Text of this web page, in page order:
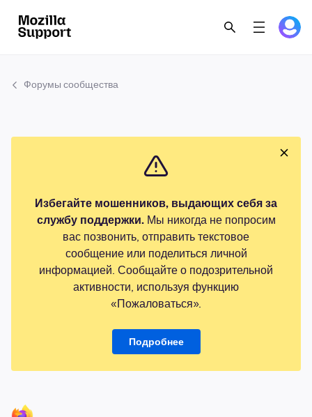
Форумы сообщества
Избегайте мошенников, выдающих себя за
службу поддержки.Мы никогда не попросим
вас позвонить, отправить текстовое
сообщение или поделиться личной
информацией. Сообщайте о подозрительной
активности, используя функцию
«Пожаловаться».
Подробнее